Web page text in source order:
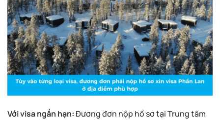
Với visa ngắn hạn:Đương đơn nộp hồ sơ tại Trung tâm